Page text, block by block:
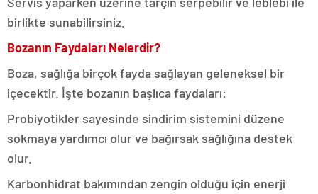
birlikte sunabilirsiniz.
Bozanın Faydaları Nelerdir?
Boza, sağlığa birçok fayda sağlayan geleneksel bir
içecektir. İşte bozanın başlıca faydaları:
Probiyotikler sayesinde sindirim sistemini düzene
sokmaya yardımcı olur ve bağırsak sağlığına destek
olur.
Karbonhidrat bakımından zengin olduğu için enerji